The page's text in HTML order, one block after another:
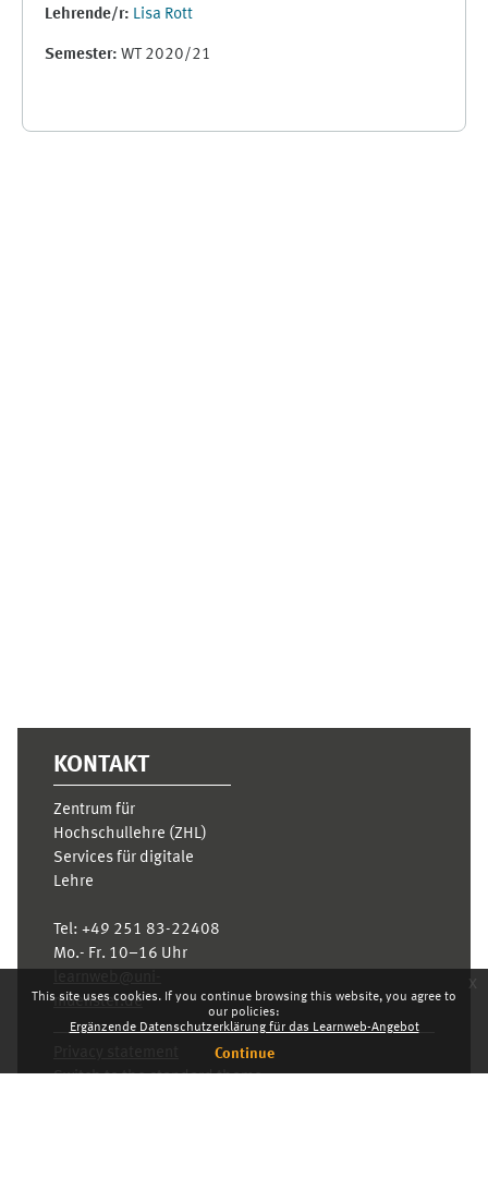
This site uses cookies. If you continue browsing this website, you agree to
our policies:
Ergänzende Datenschutzerklärung für das Learnweb-Angebot
Continue
x
Lehrende/r: Lisa Rott
Semester: WT 2020/21
KONTAKT
Zentrum für
Hochschullehre (ZHL)
Services für digitale
Lehre
Tel: +49 251 83-22408
Mo.- Fr. 10–16 Uhr
muenster.de
Switch to the standard theme